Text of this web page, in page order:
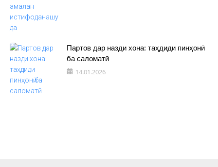
Партов дар назди хона: таҳдиди пинҳонӣ
ба саломатӣ
14.01.2026